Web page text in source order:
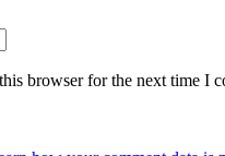
browser for the next time I